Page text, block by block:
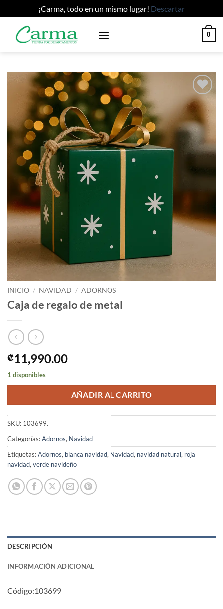
¡Carma, todo en un mismo lugar! Descartar
0
Añadir
lista
de
deseos
INICIO / NAVIDAD / ADORNOS
Caja de regalo de metal
₡11,990.00
1 disponibles
AÑADIR AL CARRITO
SKU: 103699.
Categorías:Adornos, Navidad
Etiquetas:Adornos, blanca navidad, Navidad, navidad natural, roja
navidad, verde navideño
DESCRIPCIÓN
INFORMACIÓN ADICIONAL
Código:103699